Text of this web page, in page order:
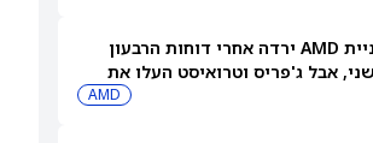
מניית AMD ירדה אחרי דוחות הרבעון
אבל ג'פריס וטרואיסט העלו את
AMD